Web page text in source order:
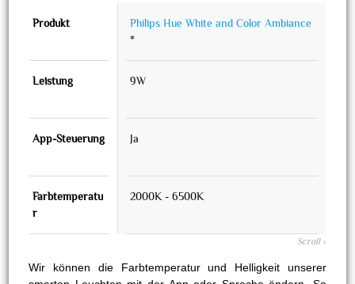
Produkt
Leistung
App-Steuerung
Farbtemperatu
r
Philips Hue White and Color Ambiance
*
9W
Ja
2000K - 6500K
Wir können die Farbtemperatur und Helligkeit unserer